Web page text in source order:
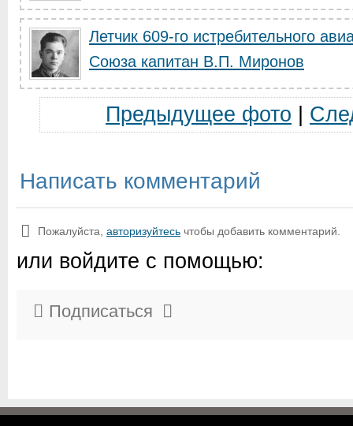
Летчик 609-го истребительного
Союза капитан В.П. Миронов
Предыдущее фото
Написать комментарий
Пожалуйста, авторизуйтесь чтобы добавить комментарий.
или войдите с помощью:
Подписаться